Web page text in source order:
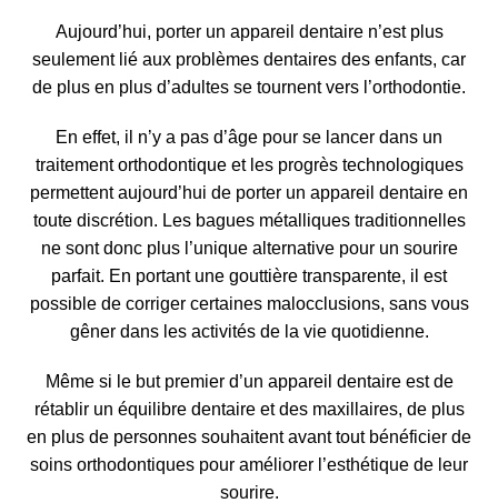
Aujourd’hui, porter un appareil dentairen’est plus
seulement lié aux problèmes dentaires des enfants, car
de plus en plus d’adultes se tournent vers l’orthodontie.
En effet, il n’y a pas d’âge pour se lancer dans un
traitement orthodontiqueet les progrès technologiques
permettent aujourd’hui de porter un appareil dentaire en
toute discrétion. Les bagues métalliques traditionnelles
ne sont donc plus l’unique alternative pour un sourire
parfait. En portant une gouttière transparente, il est
possible de corriger certaines malocclusions, sans vous
gêner dans les activités de la vie quotidienne.
Même si le but premier d’un appareil dentaire est de
rétablir un équilibre dentaire et des maxillaires, de plus
en plus de personnes souhaitent avant tout bénéficier de
soins orthodontiques pour améliorer l’esthétique de leur
sourire.